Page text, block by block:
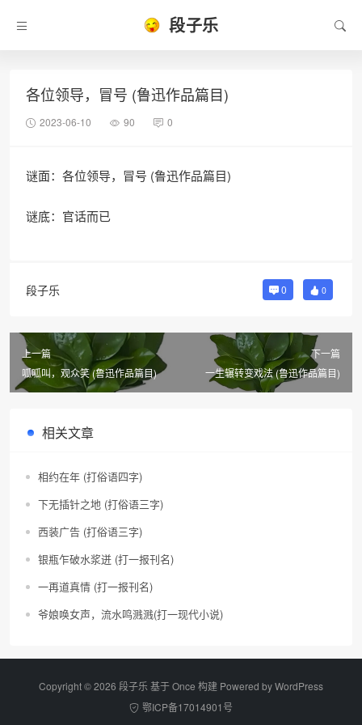
段子乐
各位领导，冒号 (鲁迅作品篇目)
2023-06-10 90 0
谜面：各位领导，冒号 (鲁迅作品篇目)
谜底：官话而已
段子乐 0 0
上一篇
呱呱叫，观众笑 (鲁迅作品篇目)
下一篇
一生辗转变戏法 (鲁迅作品篇目)
相关文章
相约在年 (打俗语四字)
下无插针之地 (打俗语三字)
西装广告 (打俗语三字)
银瓶乍破水浆迸 (打一报刊名)
一再道真情 (打一报刊名)
爷娘唤女声，流水鸣溅溅(打一现代小说)
Copyright © 2026 段子乐 基于 Once 构建 Powered byWordPress
鄂ICP备17014901号